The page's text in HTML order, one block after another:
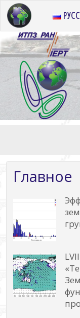
Перейти
содержимому
Главное